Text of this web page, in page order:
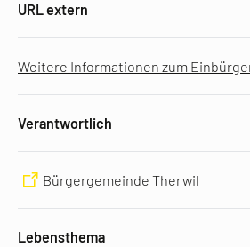
URL extern
Weitere Informationen zum
Verantwortlich
Bürgergemeinde Therwil
Lebensthema